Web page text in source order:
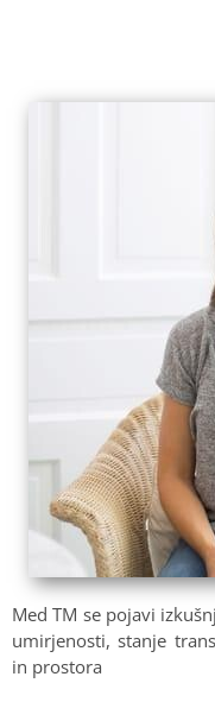
Med TM se pojavi
umirjenosti, stanje
in prostora